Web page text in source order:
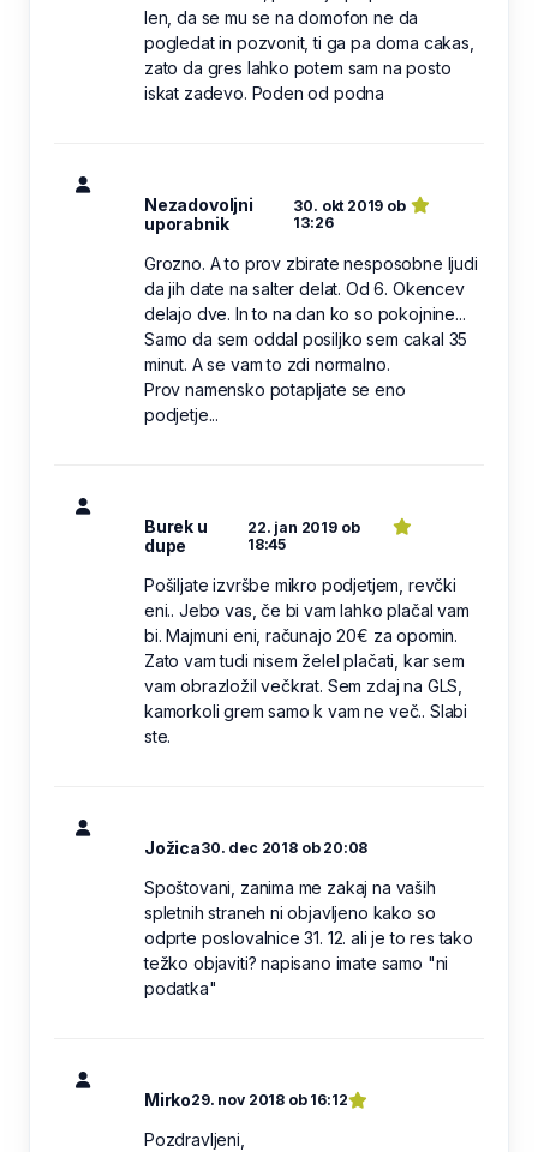
len, da se mu se na domofon ne da
pogledat in pozvonit, ti ga pa doma cakas,
zato da gres lahko potem sam na posto
iskat zadevo. Poden od podna
Nezadovoljni
uporabnik
30. okt 2019 ob
13:26
Grozno. A to prov zbirate nesposobne ljudi
da jih date na salter delat. Od 6. Okencev
delajo dve. In to na dan ko so pokojnine...
Samo da sem oddal posiljko sem cakal 35
minut. A se vam to zdi normalno.
Prov namensko potapljate se eno
podjetje...
Burek u
dupe
22. jan 2019 ob
18:45
Pošiljate izvršbe mikro podjetjem, revčki
eni.. Jebo vas, če bi vam lahko plačal vam
bi. Majmuni eni, računajo 20€ za opomin.
Zato vam tudi nisem želel plačati, kar sem
vam obrazložil večkrat. Sem zdaj na GLS,
kamorkoli grem samo k vam ne več.. Slabi
ste.
Jožica30. dec 2018 ob 20:08
Spoštovani, zanima me zakaj na vaših
spletnih straneh ni objavljeno kako so
odprte poslovalnice 31. 12. ali je to res tako
težko objaviti? napisano imate samo "ni
podatka"
Mirko29. nov 2018 ob 16:12
Pozdravljeni,